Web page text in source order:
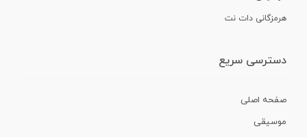
هرمزگانی دات نت
دسترسی سریع
صفحه اصلی
موسیقی